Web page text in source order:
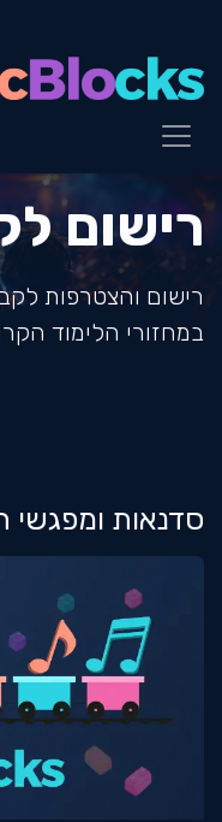
רישום
רישום והצטרפות
במחזורי הלימוד
סדנאות ומפגשי